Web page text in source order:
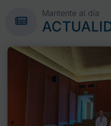
Mantente al día